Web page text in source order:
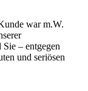
war m.W.
– entgegen
und seriösen